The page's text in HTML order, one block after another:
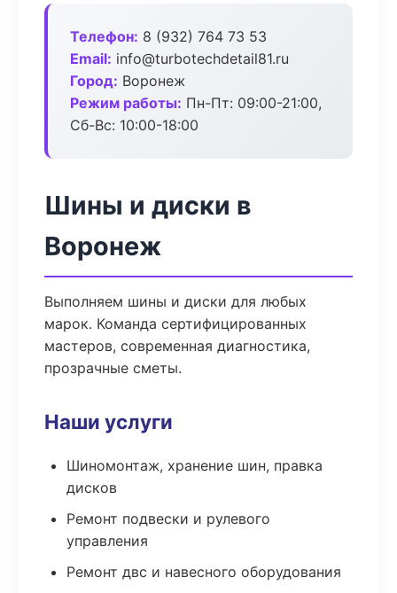
Телефон: 8 (932) 764 73 53
Email: info@turbotechdetail81.ru
Город: Воронеж
Режим работы: Пн-Пт: 09:00-21:00,
Сб-Вс: 10:00-18:00
Шины и диски в
Воронеж
Выполняем шины и диски для любых
марок. Команда сертифицированных
мастеров, современная диагностика,
прозрачные сметы.
Наши услуги
Шиномонтаж, хранение шин, правка
дисков
Ремонт подвески и рулевого
управления
Ремонт двс и навесного оборудования